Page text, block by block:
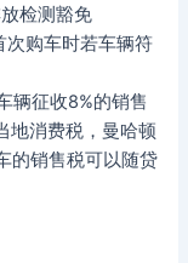
检测豁免
次购车时若车辆符
辆征收8%的销售
地消费税，曼哈顿
的销售税可以随贷